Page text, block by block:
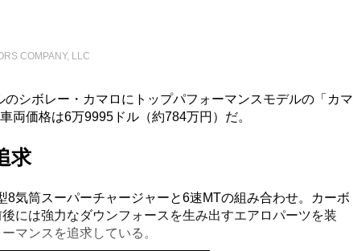
COMPANY, LLC
シボレー・カマロにトップパフォーマンスモデルの「カマ
両価格は6万9995ドル（約784万円）だ。
求
気筒スーパーチャージャーと6速MTの組み合わせ。カーボ
には強力なダウンフォースを生み出すエアロパーツを装
マンスを追求している。